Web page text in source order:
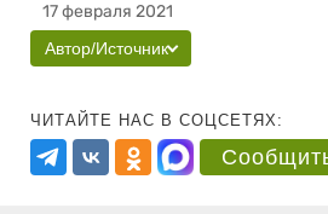
17 февраля 2021
Автор/Источник
ЧИТАЙТЕ НАС В СОЦСЕТЯХ: